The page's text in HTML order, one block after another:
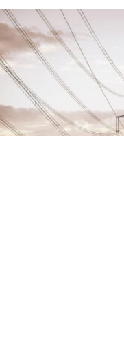
PLANETEERS
celu
ENERGIA I ZIELONE